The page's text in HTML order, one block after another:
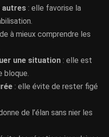
autres : elle favorise la
à mieux comprendre les
une situation : elle est
bloque.
: elle évite de rester figé
de l’élan sans nier les